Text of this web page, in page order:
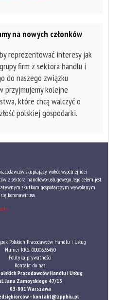
na nowych członków
reprezentować interesy jak
firm z sektora handlu i
do naszego związku
przyjmujemy kolejne
które chcą walczyć o
polskiej gospodarki.
skupiający wokół wspólnej idei
z sektora handlowo-usługowego. Jego celem jest
skutkom gospodarczym wywołanym
koronawirusa.
Polskich Pracodawców Handlu i Usług
Numer KRS: 0000636450
Polityka prywatności
Kontakt do nas:
Pracodawców Handlu i Usług
Jana Zamoyskiego 47/13
03-801 Warszawa
–kontakt@zpphiu.pl